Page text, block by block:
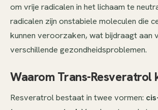
om vrije radicalen in het lichaam te
radicalen zijn onstabiele moleculen die
kunnen veroorzaken, wat bijdraagt aan
verschillende gezondheidsproblemen.
Waarom Trans-Resveratrol
Resveratrol bestaat in twee vormen: